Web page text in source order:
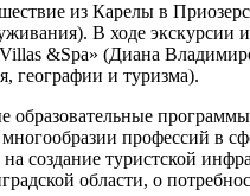
из Карелы в
В ходе экскурсии
&Spa» (Диана
географии и туризма).
образовательные
профессий в
создание туристской
области, о